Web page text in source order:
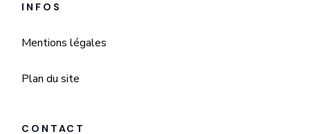
INFOS
Mentions légales
Plan du site
CONTACT